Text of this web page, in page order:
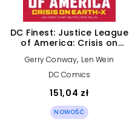
DC Finest: Justice League
of America: Crisis on
Gerry Conway, Len Wein
DC Comics
151,04 zł
NOWOŚĆ